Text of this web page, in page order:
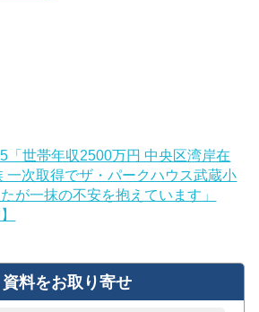
「世帯年収2500万円 中央区湾岸在
一次取得でザ・パークハウス武蔵小
が一抹の不安を抱えています」
資料をお取り寄せ